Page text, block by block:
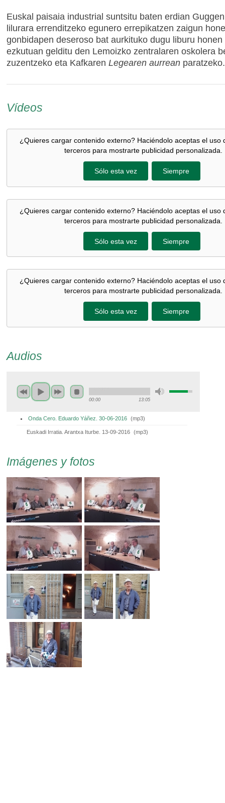
Euskal paisaia industrial suntsitu baten erdian
lilurara errenditzeko egunero errepikatzen zaigun
gonbidapen deseroso bat aurkituko dugu liburu
ezkutuan gelditu den Lemoizko zentralaren oskolera
zuzentzeko eta Kafkaren Legearen aurrean paratzeko.
Vídeos
¿Quieres cargar contenido externo? Haciéndolo aceptas el uso
terceros para mostrarte publicidad personalizada.
Sólo esta vez Siempre
¿Quieres cargar contenido externo? Haciéndolo aceptas el uso
terceros para mostrarte publicidad personalizada.
Sólo esta vez Siempre
¿Quieres cargar contenido externo? Haciéndolo aceptas el uso
terceros para mostrarte publicidad personalizada.
Sólo esta vez Siempre
Audios
00:00 13:05
Onda Cero. Eduardo Yáñez. 30-06-2016 (mp3)
Euskadi Irratia. Arantxa Iturbe. 13-09-2016 (mp3)
Imágenes y fotos